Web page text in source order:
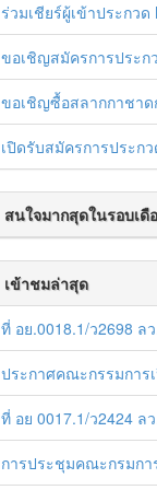
ร่วมเชียร์ผู้เข้าประกวด Miss
ขอเชิญสมัครการประกวดแข่งขันวง
ขอเชิญซื้อสลากกาชาดการกุศลพิ
เปิดรับสมัครการประกวดร้
สนใจมากสุดในรอบเดื
เข้าชมล่าสุด
ที่ อย.0018.1/ว2698 ลว. 19 มิ.ย.58 เรื่อง
ประกาศคณะกรรมการ
ที่ อย 0017.1/ว2424 ลว.5 มิถุนายน 2558 เรื่อง แจ้งกำหนดตรวจประเมินและให้คะแนนหน่วยงานที่สมัครเข้าร่วมโครงการ
การประชุมคณะกรมการจังหวัด/หน.ส่วนร